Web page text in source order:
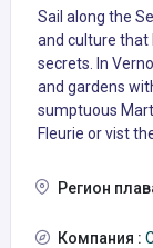
Sail along the
and culture that
secrets. In
and gardens
sumptuous
Fleurie or vist
Регион
Компания :